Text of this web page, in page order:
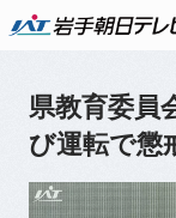
県教育委員
び運転で懲